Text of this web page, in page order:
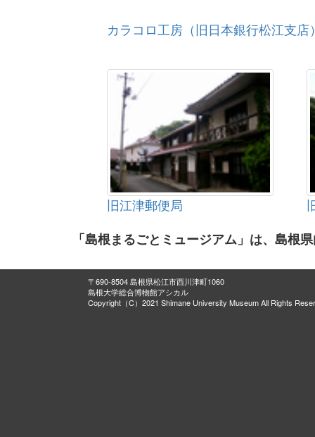
カラコロ工房（旧日本銀行松江支店
旧江津郵便局
「島根まるごとミュージアム」は、島根
〒690-8504 島根県松江市西川津町1060
島根大学総合博物館アシカル
Copyright（C）2021 Shimane University Museum All Rights